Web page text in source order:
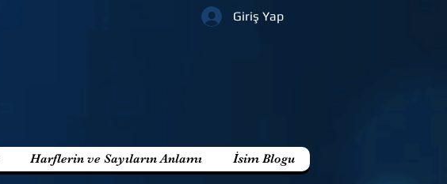
Giriş Yap
Harflerin ve Sayıların Anlamı İsim Blogu